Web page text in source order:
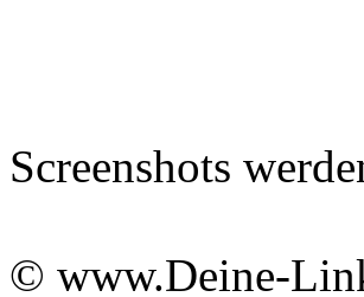
Screenshots
© www.Deine-